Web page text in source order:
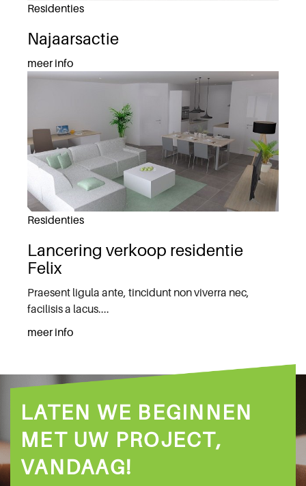
Residenties
Najaarsactie
meer info
Residenties
Lancering verkoop residentie
Felix
Praesent ligula ante, tincidunt non viverra nec,
facilisis a lacus....
meer info
LATEN WE BEGINNEN
MET UW PROJECT,
VANDAAG!